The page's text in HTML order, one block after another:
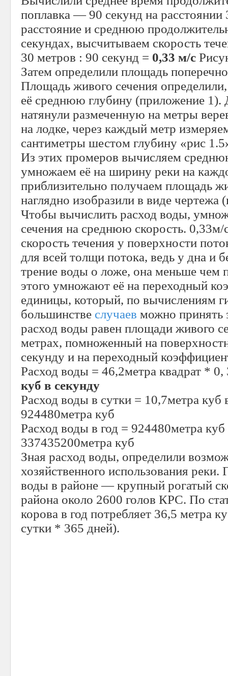
поплавка — 90 секунд на расстоянии
расстояние и среднюю
секундах, высчитываем скорость
30 метров : 90 секунд = 0,33 м/с
Затем определили площадь
Площадь живого сечения
её среднюю глубину (приложение 1).
натянули размеченную на метры
на лодке, через каждый метр
сантиметры шестом глубину «рис
Из этих промеров вычисляем
умножаем её на ширину реки на
приблизительно получаем площадь
наглядно изобразили в виде чертежа
Чтобы вычислить расход воды,
сечения на среднюю скорость.
скорость течения у поверхности
для всей толщи потока, ведь у дна и
трение воды о ложе, она меньше чем
этого умножают её на переходный
единицы, который, по вычислениям
большинстве случаев можно принять
расход воды равен площади живого
метрах, помноженный на
секунду и на переходный
Расход воды = 46,2метра квадрат *
куб в секунду
Расход воды в сутки = 10,7метра куб
924480метра куб
Расход воды в год = 924480метра
337435200метра куб
Зная расход воды, определили
хозяйственного использования реки.
воды в районе — крупный рогатый
района около 2600 голов КРС. По
корова в год потребляет 36,5 метра
сутки * 365 дней).